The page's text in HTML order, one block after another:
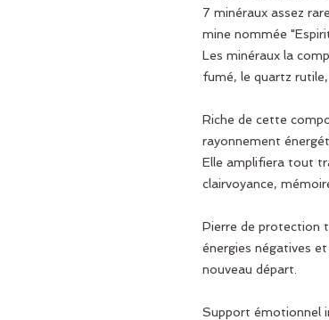
7 minéraux assez
mine nommée
Les minéraux la
fumé, le quartz
Riche de cette
rayonnement
Elle amplifiera tout
clairvoyance,
Pierre de protection
énergies négatives
nouveau départ.
Support émotionnel